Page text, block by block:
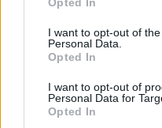
use your data for below
consent section.
I want to opt-out of
Personal Data.
Opted In
I want to opt-out of
Personal Data for
Opted In
Η ανωτέρω,
του ΕΚΑΒ και
διαπιστώθηκε ο